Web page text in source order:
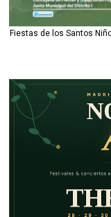
Fiestas de los Santos